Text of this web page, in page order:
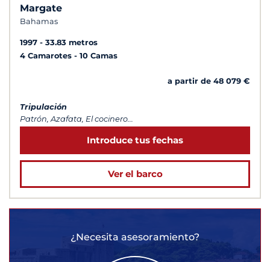
Margate
Bahamas
1997
33.83 metros
4 Camarotes
10 Camas
a partir de 48 079 €
Tripulación
Patrón, Azafata, El cocinero...
Introduce tus fechas
Ver el barco
¿Necesita asesoramiento?